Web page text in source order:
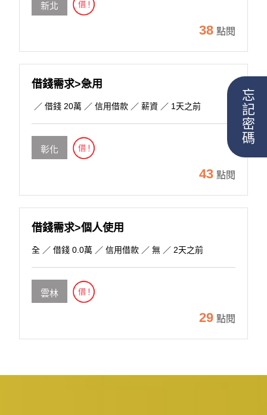
新北
38 點閱
借錢需求>急用
／ 借錢 20萬 ／ 信用借款 ／ 薪資 ／ 1天之前
彰化
43 點閱
借錢需求>個人使用
全 ／ 借錢 0.0萬 ／ 信用借款 ／ 無 ／ 2天之前
雲林
29 點閱
忘記密碼